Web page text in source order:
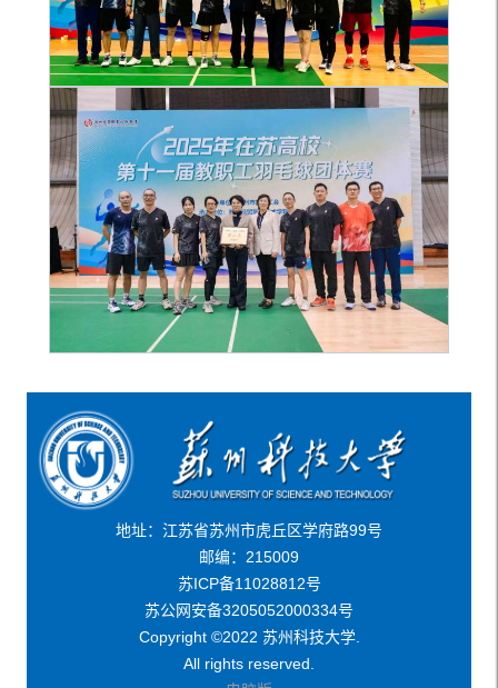
地址：江苏省苏州市虎丘区学府路99号
邮编：215009
苏ICP备11028812号
苏公网安备3205052000334号
Copyright ©2022 苏州科技大学.
All rights reserved.